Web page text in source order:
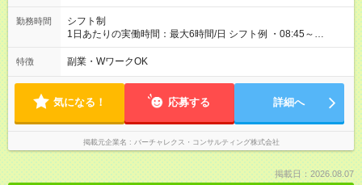
勤務時間
シフト制
1日あたりの実働時間：最大6時間/日 シフト例 ・08:45～
13:45（休憩なし、実働5時間） ・14:00～20:00（休憩60分、
実働5時間） ・14:00～20:30（休憩60分、実働5.5時間） ・
位で支給します ＊サービス残業はありません
特徴 副業・WワークOK
気になる！ 応募する 詳細へ
掲載元企業名 バーチャレクス・コンサルティング株式会社
掲載日：2026.08.07